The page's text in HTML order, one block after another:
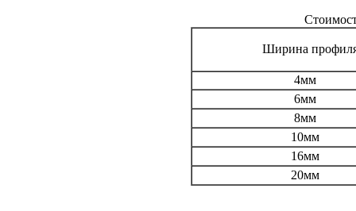
Ширина
4мм
6мм
8мм
10мм
16мм
20мм